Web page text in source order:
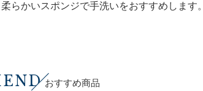
らかいスポンジで手洗いをおすすめします。
おすすめ商品